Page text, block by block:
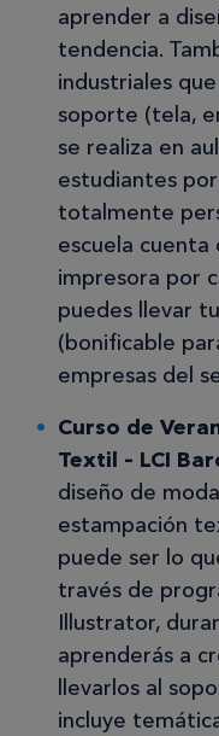
aprender a
tendencia.
industriales
soporte (tela,
se realiza en
estudiantes
totalmente
escuela cuenta
impresora por
puedes llevar
(bonificable
empresas del
Curso de
Textil – LCI
diseño de
estampación
puede ser lo
través de
Illustrator,
aprenderás a
llevarlos al
incluye